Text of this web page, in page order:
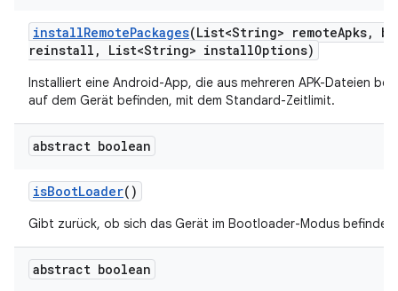
installRemotePackages(List<String> remoteApks,
reinstall , List<String> installOptions)
Installiert eine Android-App, die aus mehreren APK-Dateien
auf dem Gerät befinden, mit dem Standard-Zeitlimit.
abstract boolean
isBootLoader()
Gibt zurück, ob sich das Gerät im Bootloader-Modus befindet.
abstract boolean